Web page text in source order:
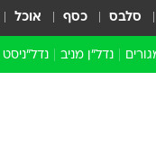
סלבס כסף אוכל
נדל"ן מניב